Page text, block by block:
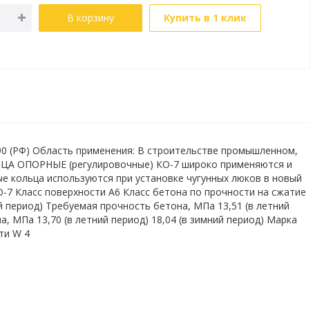
В корзину Купить в 1 клик
(РФ) Область применения: В строительстве промышленном,
ОПОРНЫЕ (регулировочные) КО-7 широко применяются и
используются при установке чугунных люков в новый
Класс поверхности А6 Класс бетона по прочности на сжатие
Требуемая прочность бетона, МПа 13,51 (в летний
МПа 13,70 (в летний период) 18,04 (в зимний период) Марка
W 4